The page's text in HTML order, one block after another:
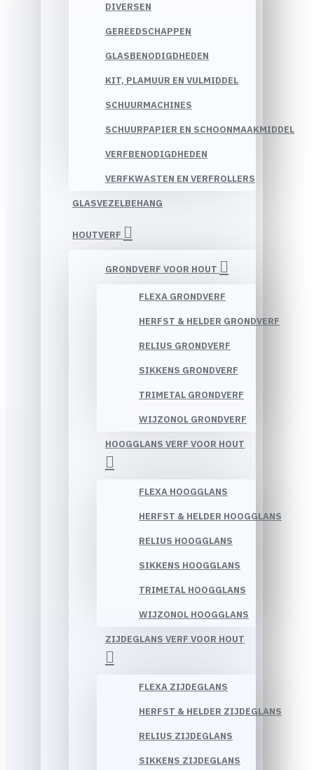
DIVERSEN
GEREEDSCHAPPEN
GLASBENODIGDHEDEN
KIT, PLAMUUR EN VULMIDDEL
SCHUURMACHINES
SCHUURPAPIER EN SCHOONMAAKMIDDEL
VERFBENODIGDHEDEN
VERFKWASTEN EN VERFROLLERS
GLASVEZELBEHANG
HOUTVERF
GRONDVERF VOOR HOUT
FLEXA GRONDVERF
HERFST & HELDER GRONDVERF
RELIUS GRONDVERF
SIKKENS GRONDVERF
TRIMETAL GRONDVERF
WIJZONOL GRONDVERF
HOOGGLANS VERF VOOR HOUT
FLEXA HOOGGLANS
HERFST & HELDER HOOGGLANS
RELIUS HOOGGLANS
SIKKENS HOOGGLANS
TRIMETAL HOOGGLANS
WIJZONOL HOOGGLANS
ZIJDEGLANS VERF VOOR HOUT
FLEXA ZIJDEGLANS
HERFST & HELDER ZIJDEGLANS
RELIUS ZIJDEGLANS
SIKKENS ZIJDEGLANS